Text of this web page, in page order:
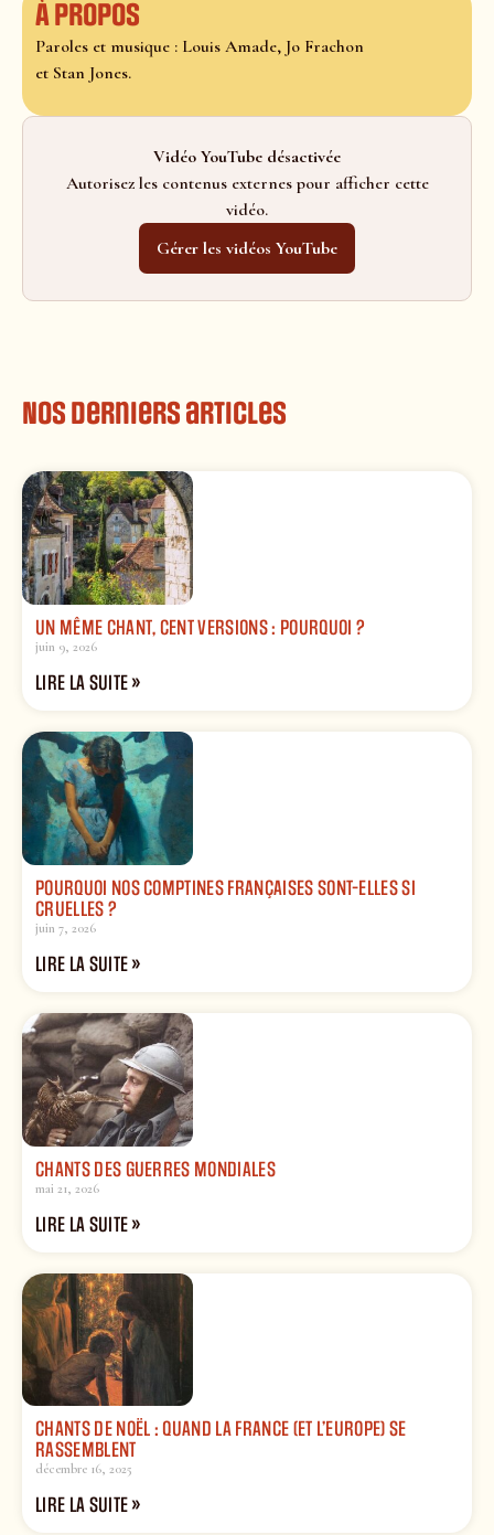
À propos
Paroles et musique : Louis Amade, Jo Frachon
et Stan Jones.
Vidéo YouTube désactivée
Autorisez les contenus externes pour afficher cette
vidéo.
Gérer les vidéos YouTube
Nos derniers articles
UN MÊME CHANT, CENT VERSIONS : POURQUOI ?
juin 9, 2026
LIRE LA SUITE »
POURQUOI NOS COMPTINES FRANÇAISES SONT-ELLES SI
CRUELLES ?
juin 7, 2026
LIRE LA SUITE »
CHANTS DES GUERRES MONDIALES
mai 21, 2026
LIRE LA SUITE »
CHANTS DE NOËL : QUAND LA FRANCE (ET L’EUROPE) SE
RASSEMBLENT
décembre 16, 2025
LIRE LA SUITE »